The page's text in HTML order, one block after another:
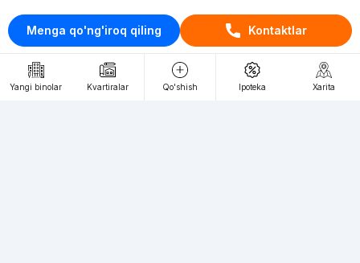
Menga qo'ng'iroq qiling Kontaktlar
Yangi binolar Kvartiralar Qo'shish Ipoteka Xarita
Kontaktlar
loyiha haqida
Webnow © loyihasi